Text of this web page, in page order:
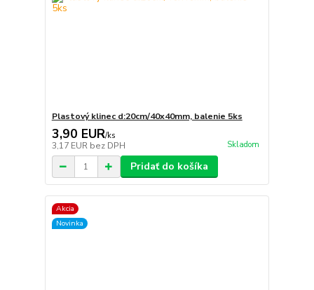
Plastový klinec d:20cm/40x40mm, balenie 5ks
3,90 EUR/ks
3,17 EUR bez DPH Skladom
Pridať do košíka
Akcia
Novinka